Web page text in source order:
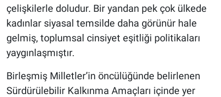
çelişkilerle doludur. Bir yandan pek çok ülkede
kadınlar siyasal temsilde daha görünür hale
gelmiş, toplumsal cinsiyet eşitliği politikaları
yaygınlaşmıştır.
Birleşmiş Milletler’in öncülüğünde belirlenen
Sürdürülebilir Kalkınma Amaçları içinde yer